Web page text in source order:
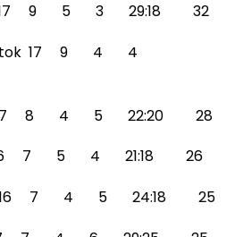
17 9 5 3 29:18 32
17 9 4 4
17 8 4 5 22:20 28
16 7 5 4 21:18 26
16 7 4 5 24:18 25